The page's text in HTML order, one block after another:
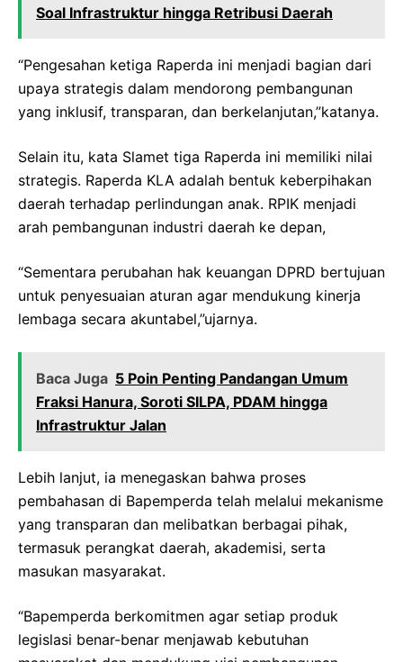
Soal Infrastruktur hingga Retribusi Daerah
“Pengesahan ketiga Raperda ini menjadi bagian dari
upaya strategis dalam mendorong pembangunan
yang inklusif, transparan, dan berkelanjutan,”katanya.
Selain itu, kata Slamet tiga Raperda ini memiliki nilai
strategis. Raperda KLA adalah bentuk keberpihakan
daerah terhadap perlindungan anak. RPIK menjadi
arah pembangunan industri daerah ke depan,
“Sementara perubahan hak keuangan DPRD bertujuan
untuk penyesuaian aturan agar mendukung kinerja
lembaga secara akuntabel,”ujarnya.
Baca Juga 5 Poin Penting Pandangan Umum
Fraksi Hanura, Soroti SILPA, PDAM hingga
Infrastruktur Jalan
Lebih lanjut, ia menegaskan bahwa proses
pembahasan di Bapemperda telah melalui mekanisme
yang transparan dan melibatkan berbagai pihak,
termasuk perangkat daerah, akademisi, serta
masukan masyarakat.
“Bapemperda berkomitmen agar setiap produk
legislasi benar-benar menjawab kebutuhan